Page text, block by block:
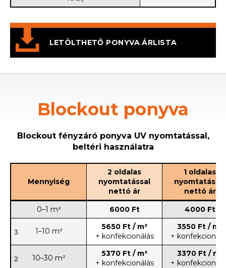
LETÖLTHETŐ PONYVA ÁRLISTA
Blockout ponyva
Blockout fényzáró ponyva UV nyomtatással,
beltéri használatra
Mennyiség
2 oldalas
nyomtatással
nettó ár
1 oldalas
nyomtatással
nettó ár
0–1 m²
6000 Ft 4000 Ft
3 1–10 m²
5650 Ft / m²
+ konfekcionálás
3550 Ft / m²
+
2 10–30 m²
5370 Ft / m²
+ konfekcionálás
3370 Ft / m²
+